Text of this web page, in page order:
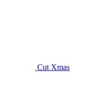
Сut Xmas